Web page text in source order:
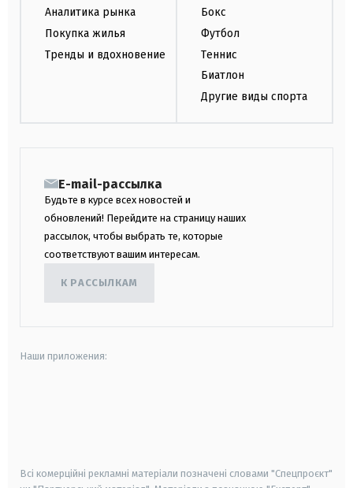
Аналитика рынка
Покупка жилья
Тренды и вдохновение
Бокс
Футбол
Теннис
Биатлон
Другие виды спорта
E-mail-рассылка
Будьте в курсе всех новостей и
обновлений! Перейдите на страницу наших
рассылок, чтобы выбрать те, которые
соответствуют вашим интересам.
К РАССЫЛКАМ
Наши приложения:
Всі комерційні рекламні матеріали позначені словами "Спецпроєкт"